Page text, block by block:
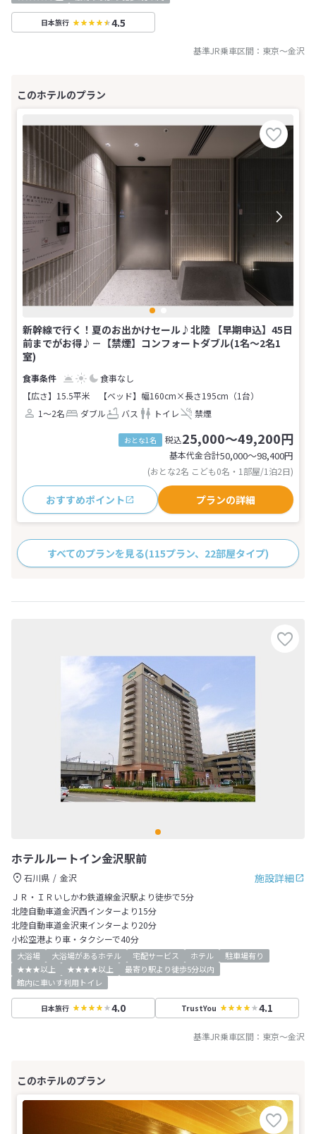
日本旅行 4.5
基準JR乗車区間： 東京～金沢
新幹線で行く！夏のお出かけセール♪北陸 【早期申込】45日
前までがお得♪－【禁煙】コンフォートダブル(1名～2名1
室)
食事なし
【広さ】15.5平米
【ベッド】幅160cm×長さ195cm（1台）
1～2名
ダブル バス トイレ 禁煙
おとな1名 税込25,000～49,200円
基本代金合計50,000〜98,400円
(おとな2名 こども0名・1部屋/1泊2日)
おすすめポイント プランの詳細
すべてのプランを見る(115プラン、22部屋タイプ)
ホテルルートイン金沢駅前
施設詳細
石川県
金沢
ＪＲ・ＩＲいしかわ鉄道線金沢駅より徒歩で5分
北陸自動車道金沢西インターより15分
北陸自動車道金沢東インターより20分
小松空港より車・タクシーで40分
大浴場 大浴場があるホテル 宅配サービス ホテル
駐車場有り
★★★以上
★★★★以上
最寄り駅より徒歩5分以内
館内に車いす利用トイレ
日本旅行 4.0 TrustYou 4.1
基準JR乗車区間： 東京～金沢